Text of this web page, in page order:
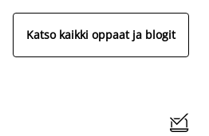
Katso kaikki oppaat ja blogit
